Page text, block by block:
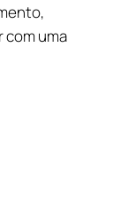
com uma